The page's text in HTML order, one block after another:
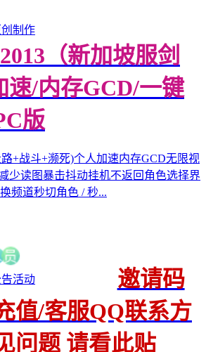
制作
（新加坡服剑
速/内存GCD/一键
版
+战斗+濒死)个人加速内存GCD无限视
少读图暴击抖动挂机不返回角色选择界
频道秒切角色 / 秒...
员
活动
邀请码
值/客服QQ联系方
问题 请看此贴